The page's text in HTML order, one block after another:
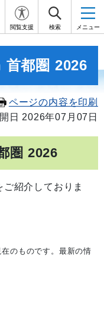
閲覧支援 検索 メニュー
都圏 2026
ページの内容を印刷
日 2026年07月07日
圏 2026
紹介しておりま
のものです。最新の情